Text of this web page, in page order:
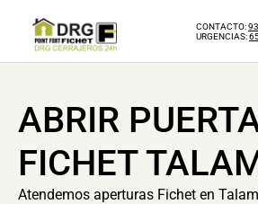
CONTACTO:
URGENCIAS:
ABRIR
FICHET
Atendemos aperturas Fichet en